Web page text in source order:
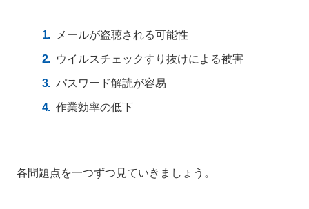
メールが盗聴される可能性
ウイルスチェックすり抜けによる被害
パスワード解読が容易
作業効率の低下
各問題点を一つずつ見ていきましょう。